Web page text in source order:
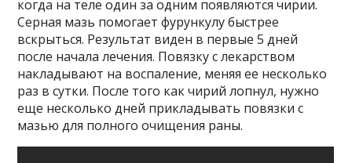
когда на теле один за одним появляются чирии.
Серная мазь помогает фурункулу быстрее
вскрыться. Результат виден в первые 5 дней
после начала лечения. Повязку с лекарством
накладывают на воспаление, меняя ее несколько
раз в сутки. После того как чирий лопнул, нужно
еще несколько дней прикладывать повязки с
мазью для полного очищения раны.